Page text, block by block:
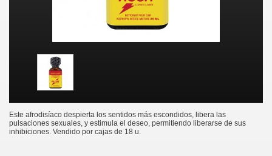
Este afrodisíaco despierta los sentidos más escondidos, libera las
pulsaciones sexuales, y estimula el deseo, permitiendo liberarse de sus
inhibiciones. Vendido por cajas de 18 u.